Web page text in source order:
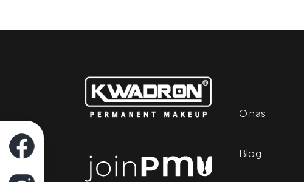
O nas
Blog